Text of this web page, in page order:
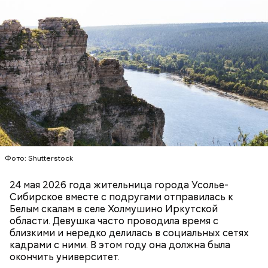
Фото: Shutterstock
24 мая 2026 года жительница города Усолье-
Сибирское вместе с подругами отправилась к
Белым скалам в селе Холмушино Иркутской
области. Девушка часто проводила время с
близкими и нередко делилась в социальных сетях
кадрами с ними. В этом году она должна была
окончить университет.
ТакжеГасанов обжаловал
свой заочный арест, но
судотказался пересматривать
свое решение. Еще
блогер утверждал, что не осознавал преступный
характер своих действий, вовсе не пытался
легализовать «преступные деньги» и покупал
квартиры, просто потому что хотел. Также,
несмотря на риск попасть за решетку, мужчина
намеревался
Месть отчиму и любовь к сестре